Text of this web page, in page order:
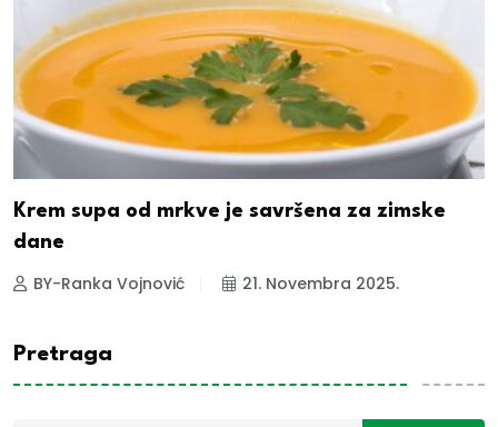
Krem supa od mrkve je savršena za zimske
dane
BY-Ranka Vojnović 21. Novembra 2025.
Pretraga